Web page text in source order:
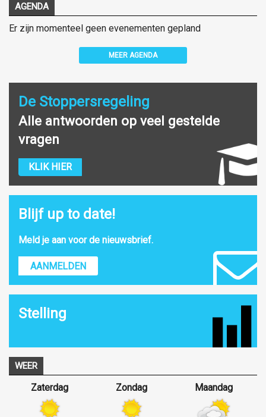
AGENDA
Er zijn momenteel geen evenementen gepland
MEER AGENDA
De Stoppersregeling
Alle antwoorden op veel gestelde
vragen
KLIK HIER
Blijf up to date!
Meld je aan voor de nieuwsbrief.
AANMELDEN
Stelling
WEER
Zaterdag Zondag Maandag